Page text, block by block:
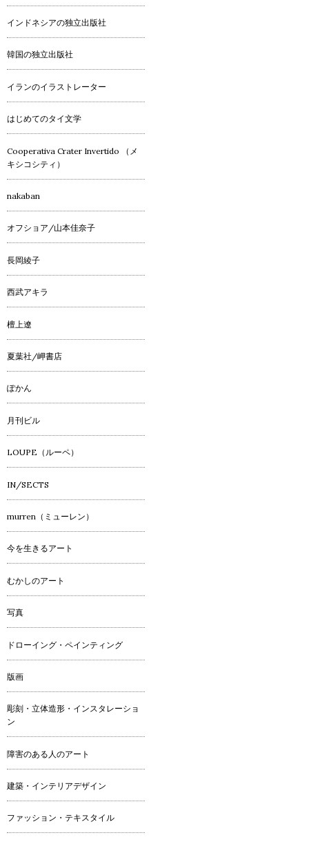
インドネシアの独立出版社
韓国の独立出版社
イランのイラストレーター
はじめてのタイ文学
Cooperativa Crater Invertido （メ
キシコシティ）
nakaban
オフショア/山本佳奈子
長岡綾子
西武アキラ
檀上遼
夏葉社/岬書店
ぽかん
月刊ビル
LOUPE（ルーペ）
IN/SECTS
murren（ミューレン）
今を生きるアート
むかしのアート
写真
ドローイング・ペインティング
版画
彫刻・立体造形・インスタレーショ
ン
障害のある人のアート
建築・インテリアデザイン
ファッション・テキスタイル